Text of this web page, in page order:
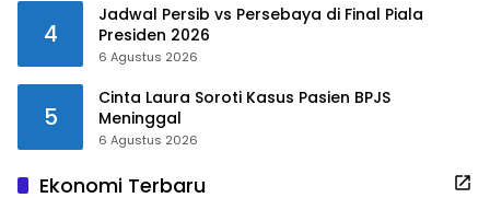
4
Jadwal Persib vs Persebaya di Final Piala
Presiden 2026
6 Agustus 2026
5
Cinta Laura Soroti Kasus Pasien BPJS
Meninggal
6 Agustus 2026
Ekonomi Terbaru